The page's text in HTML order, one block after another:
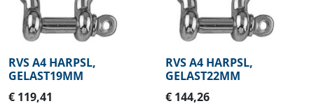
RVS A4 HARPSL,
GELAST19MM
€ 119,41
RVS A4 HARPSL,
GELAST22MM
€ 144,26